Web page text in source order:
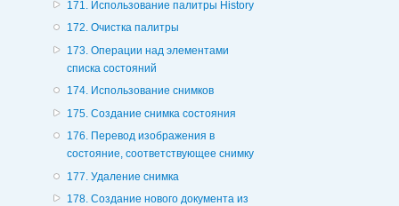
171. Использование палитры History
172. Очистка палитры
173. Операции над элементами
списка состояний
174. Использование снимков
175. Создание снимка состояния
176. Перевод изображения в
состояние, соответствующее снимку
177. Удаление снимка
178. Создание нового документа из